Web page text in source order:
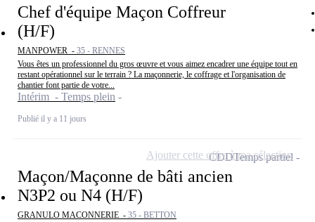
Chef d'équipe Maçon Coffreur
(H/F)
MANPOWER - 35 - RENNES
Vous êtes un professionnel du gros œuvre et vous aimez encadrer une équipe tout en
restant opérationnel sur le terrain ? La maçonnerie, le coffrage et l'organisation de
chantier font partie de votre...
Intérim - Temps plein
Publié il y a 11 jours
Maçon/Maçonne de bâti ancien
N3P2 ou N4 (H/F)
GRANULO MACONNERIE - 35 - BETTON
CDDTemps partiel
Ajouter cette offre à ma sélection